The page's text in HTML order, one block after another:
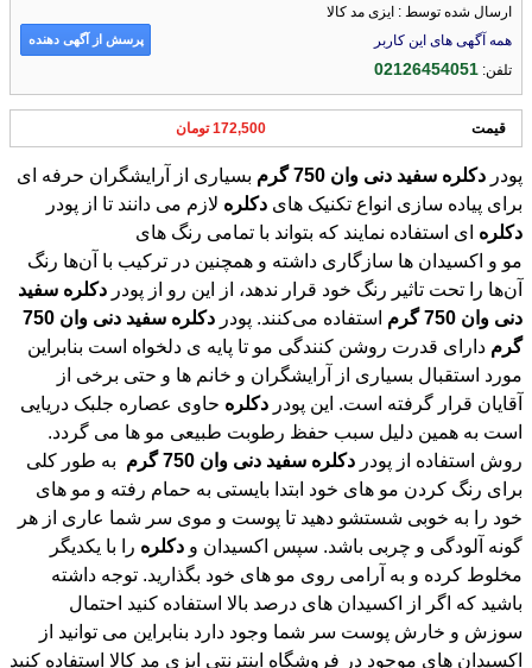
ارسال شده توسط : ایزی مد کالا
همه آگهی های این کاربر
تلفن:02126454051
پرسش از آگهی دهنده
قیمت 172,500 تومان
پودر دکلره سفید دنی وان 750 گرم بسیاری از آرایشگران حرفه ای
برای پیاده سازی انواع تکنیک های دکلره لازم می دانند تا از پودر
دکلره ای استفاده نمایند که بتواند با تمامی رنگ های
مو و اکسیدان ها سازگاری داشته و همچنین در ترکیب با آن‌ها رنگ
آن‌ها را تحت تاثیر رنگ خود قرار ندهد، از این رو از پودر دکلره سفید
دنی وان 750 گرم استفاده می‌کنند. پودر دکلره سفید دنی وان 750
گرم دارای قدرت روشن کنندگی مو تا پایه ی دلخواه است بنابراین
مورد استقبال بسیاری از آرایشگران و خانم ها و حتی برخی از
آقایان قرار گرفته است. این پودر دکلره حاوی عصاره جلبک دریایی
است به همین دلیل سبب حفظ رطوبت طبیعی مو ها می گردد.
روش استفاده از پودر دکلره سفید دنی وان 750 گرم به طور کلی
برای رنگ کردن مو های خود ابتدا بایستی به حمام رفته و مو های
خود را به خوبی شستشو دهید تا پوست و موی سر شما عاری از هر
گونه آلودگی و چربی باشد. سپس اکسیدان و دکلره را با یکدیگر
مخلوط کرده و به آرامی روی مو های خود بگذارید. توجه داشته
باشید که اگر از اکسیدان های درصد بالا استفاده کنید احتمال
سوزش و خارش پوست سر شما وجود دارد بنابراین می توانید از
اکسیدان های موجود در فروشگاه اینترنتی ایزی مِد کالا استفاده کنید
که ضد حساسیت و ضد خارش می باشند. هر از گاهی می توانید
مقداری از مو های خود را ببینید اگر اندازه ی روشنی آن به اندازه ی